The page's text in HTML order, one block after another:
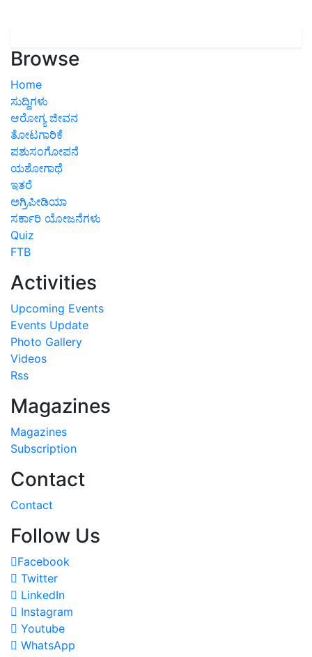
Browse
Home
ಸುದ್ದಿಗಳು
ಆರೋಗ್ಯ ಜೀವನ
ತೋಟಗಾರಿಕೆ
ಪಶುಸಂಗೋಪನೆ
ಯಶೋಗಾಥೆ
ಇತರೆ
ಅಗ್ರಿಪೀಡಿಯಾ
ಸರ್ಕಾರಿ ಯೋಜನೆಗಳು
Quiz
FTB
Activities
Upcoming Events
Events Update
Photo Gallery
Videos
Rss
Magazines
Magazines
Subscription
Contact
Contact
Follow Us
Facebook
Twitter
LinkedIn
Instagram
Youtube
WhatsApp